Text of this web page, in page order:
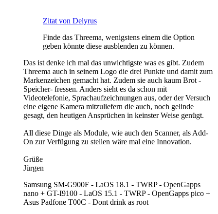
Zitat von Delyrus
Finde das Threema, wenigstens einem die Option
geben könnte diese ausblenden zu können.
Das ist denke ich mal das unwichtigste was es gibt. Zudem
Threema auch in seinem Logo die drei Punkte und damit zum
Markenzeichen gemacht hat. Zudem sie auch kaum Brot -
Speicher- fressen. Anders sieht es da schon mit
Videotelefonie, Sprachaufzeichnungen aus, oder der Versuch
eine eigene Kamera mitzuliefern die auch, noch gelinde
gesagt, den heutigen Ansprüchen in keinster Weise genügt.
All diese Dinge als Module, wie auch den Scanner, als Add-
On zur Verfügung zu stellen wäre mal eine Innovation.
Grüße
Jürgen
Samsung SM-G900F - LaOS 18.1 - TWRP - OpenGapps
nano + GT-I9100 - LaOS 15.1 - TWRP - OpenGapps pico +
Asus Padfone T00C - Dont drink as root